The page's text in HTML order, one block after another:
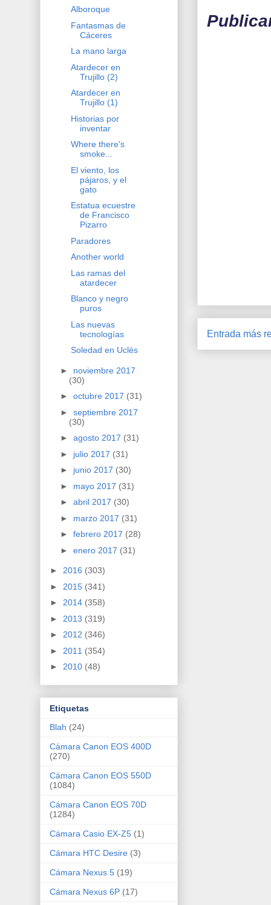
Entrada más
Alboroque
Fantasmas de
Cáceres
La mano larga
Atardecer en
Trujillo (2)
Atardecer en
Trujillo (1)
Historias por
inventar
Where there's
smoke...
El viento, los
pájaros, y el
gato
Estatua ecuestre
de Francisco
Pizarro
Paradores
Another world
Las ramas del
atardecer
Blanco y negro
puros
Las nuevas
tecnologías
Soledad en Uclés
► noviembre 2017
(30)
► octubre 2017 (31)
► septiembre 2017
(30)
► agosto 2017 (31)
► julio 2017 (31)
► junio 2017 (30)
► mayo 2017 (31)
► abril 2017 (30)
► marzo 2017 (31)
► febrero 2017 (28)
► enero 2017 (31)
► 2016 (303)
► 2015 (341)
► 2014 (358)
► 2013 (319)
► 2012 (346)
► 2011 (354)
► 2010 (48)
Etiquetas
Blah (24)
Cámara Canon EOS 400D
(270)
Cámara Canon EOS 550D
(1084)
Cámara Canon EOS 70D
(1284)
Cámara Casio EX-Z5 (1)
Cámara HTC Desire (3)
Cámara Nexus 5 (19)
Cámara Nexus 6P (17)